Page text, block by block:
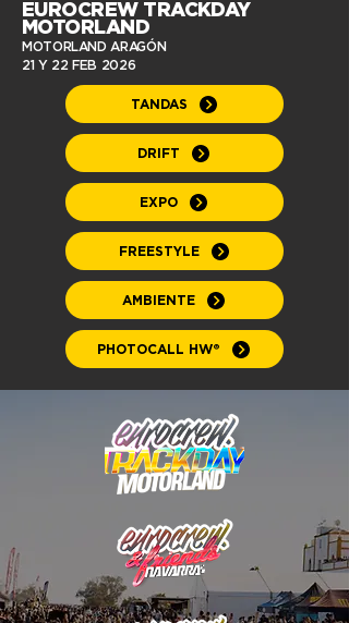
EUROCREW TRACKDAY
MOTORLAND
MOTORLAND ARAGÓN
21 Y 22 FEB 2026
TANDAS
DRIFT
EXPO
FREESTYLE
AMBIENTE
PHOTOCALL HW®